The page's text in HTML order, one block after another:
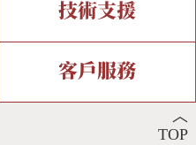
全字庫現況
專有名詞介紹
部件查詢
注音查詢
技術支援
造字解決方案
轉碼Web Service
客戶服務
︿
TOP